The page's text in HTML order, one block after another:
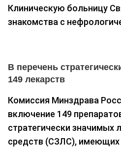
Клиническую больницу
знакомства с
В перечень
149 лекарств
Комиссия Минздрава
включение 149
стратегически значимых
средств (СЗЛС), имеющих